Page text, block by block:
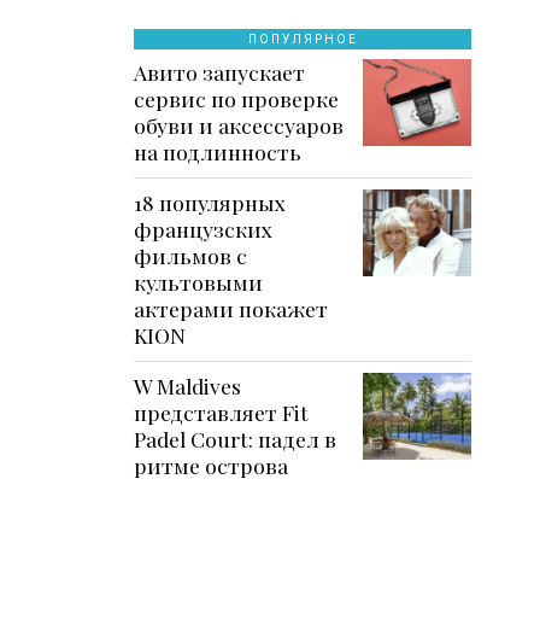
ПОПУЛЯРНОЕ
Авито запускает
сервис по проверке
обуви и аксессуаров
на подлинность
18 популярных
французских
фильмов с
культовыми
актерами покажет
KION
W Maldives
представляет Fit
Padel Court: падел в
ритме острова